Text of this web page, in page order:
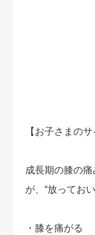
【お子さまの
成長期の膝の痛
が、“放ってお
・膝を痛がる